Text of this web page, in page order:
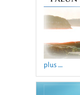
plus ...